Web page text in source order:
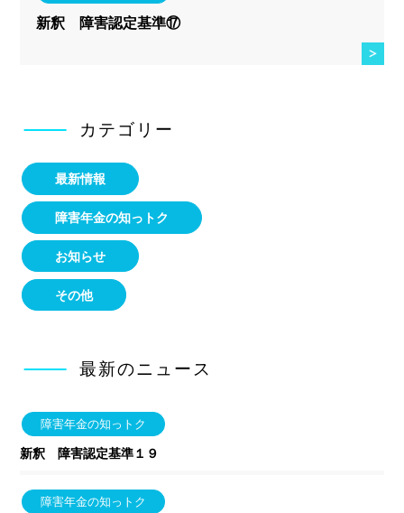
新釈 障害認定基準⑰
カテゴリー
最新情報
障害年金の知っトク
お知らせ
その他
最新のニュース
障害年金の知っトク
新釈 障害認定基準１９
障害年金の知っトク